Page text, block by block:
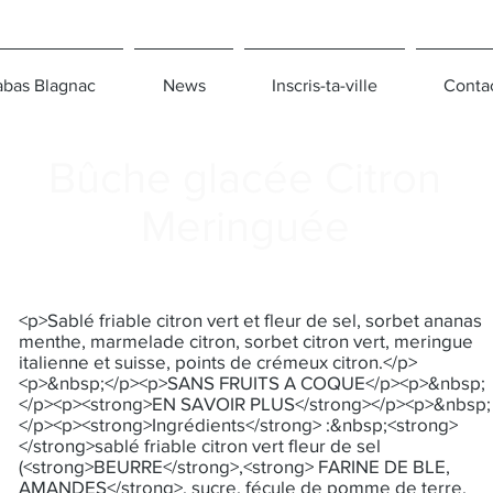
Blagnac News Inscris-ta-ville
<p>Sablé friable citron vert et fleur de sel, sorbet ananas
menthe, marmelade citron, sorbet citron vert, meringue
italienne et suisse, points de crémeux citron.</p>
<p>&nbsp;</p><p>SANS FRUITS A COQUE</p><p>&nbsp;
</p><p><strong>EN SAVOIR PLUS</strong></p><p>&nbsp;
</p><p><strong>Ingrédients</strong> :&nbsp;<strong>
</strong>sablé friable citron vert fleur de sel
(<strong>BEURRE</strong>,<strong> FARINE DE BLE,
AMANDES</strong>, sucre, fécule de pomme de terre,